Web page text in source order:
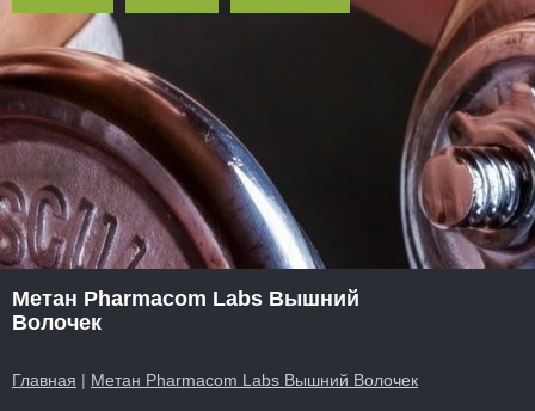
Метан Pharmacom Labs Вышний
Волочек
Главная | Метан Pharmacom Labs Вышний Волочек